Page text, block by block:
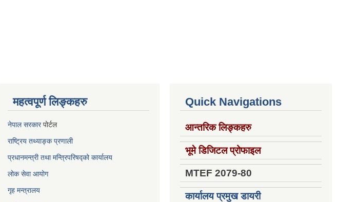
महत्वपूर्ण लिङ्कहरु
नेपाल सरकारपोर्टल
राष्ट्रिय तथ्याङ्क प्रणाली
प्रधानमन्त्री तथा मन्त्रिपरिषद्को कार्यालय
लोक सेवाआयोग
गृह मन्त्रालय
Quick Navigations
आन्तरिक लिङ्कहरु
भूमे डिजिटल प्रोफाइल
MTEF 2079-80
कार्यालय प्रमुख डायरी